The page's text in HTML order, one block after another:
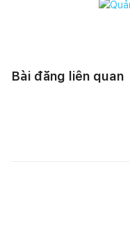
Bài đăng liên quan